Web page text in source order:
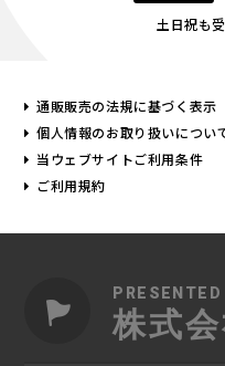
土日祝も
通販販売の法規に基づく表示
個人情報のお取り扱いについ
当ウェブサイトご利用条件
ご利用規約
PRESENTED
株式